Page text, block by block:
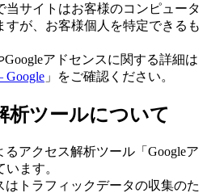
当サイトはお客様のコンピュータ
すが、お客様個人を特定できるも
アドセンスに関する詳細は
Google 」をご確認ください。
析ツールについて
るアクセス解析ツール「Googleア
ます。
はトラフィックデータの収集のた